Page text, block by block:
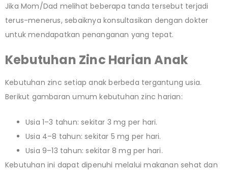
Jika Mom/Dad melihat beberapa tanda tersebut terjadi
terus-menerus, sebaiknya konsultasikan dengan dokter
untuk mendapatkan penanganan yang tepat.
Kebutuhan Zinc Harian Anak
Kebutuhan zinc setiap anak berbeda tergantung usia.
Berikut gambaran umum kebutuhan zinc harian:
Usia 1–3 tahun: sekitar 3 mg per hari.
Usia 4–8 tahun: sekitar 5 mg per hari.
Usia 9–13 tahun: sekitar 8 mg per hari.
Kebutuhan ini dapat dipenuhi melalui makanan sehat dan